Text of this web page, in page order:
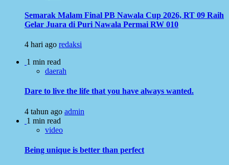
Semarak Malam Final PB Nawala Cup 2026, RT 09 Raih
Gelar Juara di Puri Nawala Permai RW 010
4 hari ago redaksi
1 min read
daerah
Dare to live the life that you have always wanted.
4 tahun ago admin
1 min read
video
Being unique is better than perfect